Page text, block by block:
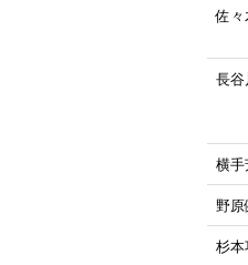
佐
長
横
野
杉本